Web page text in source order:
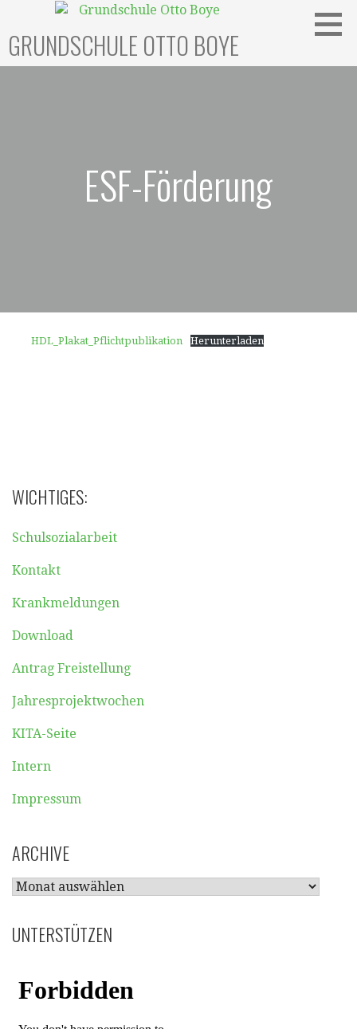
springen
GRUNDSCHULE OTTO BOYE
ESF-Förderung
HDL_Plakat_Pflichtpublikation Herunterladen
WICHTIGES:
Schulsozialarbeit
Kontakt
Krankmeldungen
Download
Antrag Freistellung
Jahresprojektwochen
KITA-Seite
Intern
Impressum
ARCHIVE
ARCHIVE
UNTERSTÜTZEN